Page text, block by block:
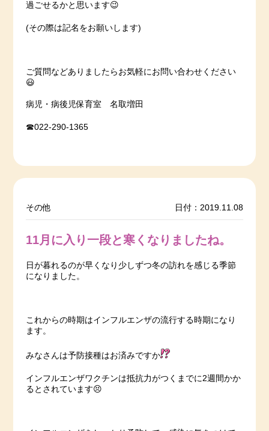
過ごせるかと思います😉
(その際は記名をお願いします)
ご質問などありましたらお気軽にお問い合わせください
😃
病児・病後児保育室 名取増田
☎022-290-1365
その他 日付：2019.11.08
11月に入り一段と寒くなりましたね。
日が暮れるのが早くなり少しずつ冬の訪れを感じる季節
になりました。
これからの時期はインフルエンザの流行する時期になり
ます。
みなさんは予防接種はお済みですか
インフルエンザワクチンは抵抗力がつくまでに2週間かか
るとされています😣